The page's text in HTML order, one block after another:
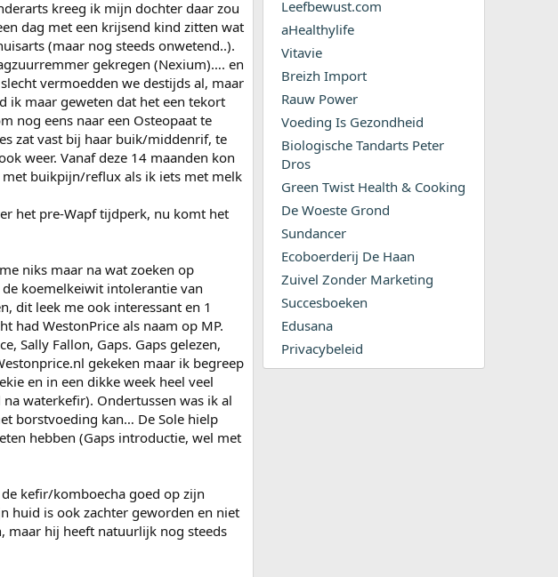
kreeg ik mijn dochter daar zou
dag met een krijsend kind zitten wat
(maar nog steeds onwetend..).
gekregen (Nexium)…. en
vermoedden we destijds al, maar
ik maar geweten dat het een tekort
nog eens naar een Osteopaat te
zat vast bij haar buik/middenrif, te
weer. Vanaf deze 14 maanden kon
buikpijn/reflux als ik iets met melk
het pre-Wapf tijdperk, nu komt het
niks maar na wat zoeken op
koemelkeiwit intolerantie van
dit leek me ook interessant en 1
had WestonPrice als naam op MP.
Sally Fallon, Gaps. Gaps gelezen,
gekeken maar ik begreep
en in een dikke week heel veel
waterkefir). Ondertussen was ik al
borstvoeding kan… De Sole hielp
hebben (Gaps introductie, wel met
kefir/komboecha goed op zijn
huid is ook zachter geworden en niet
maar hij heeft natuurlijk nog steeds
Leefbewust.com
aHealthylife
Vitavie
Breizh Import
Rauw Power
Voeding Is Gezondheid
Biologische Tandarts Peter
Dros
Green Twist Health & Cooking
De Woeste Grond
Sundancer
Ecoboerderij De Haan
Zuivel Zonder Marketing
Succesboeken
Edusana
Privacybeleid